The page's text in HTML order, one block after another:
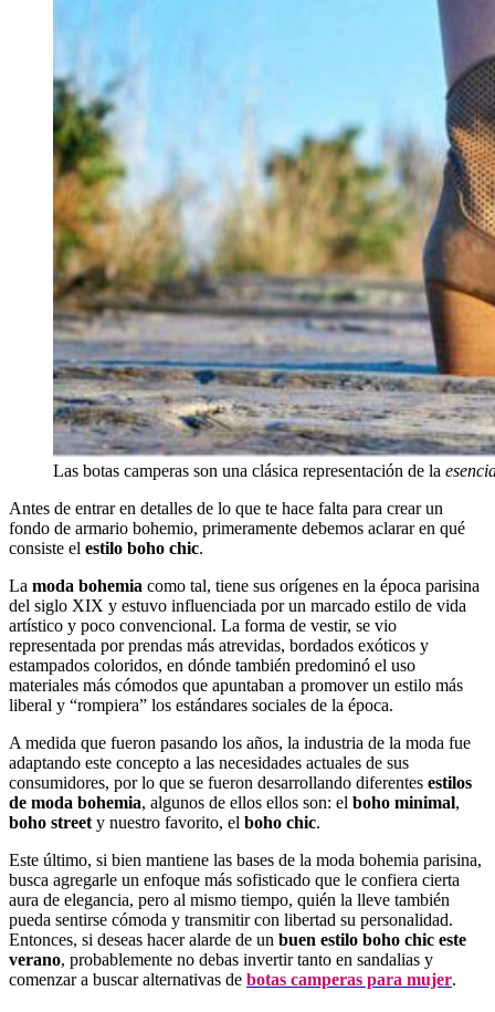
Las botas camperas son una clásica representación de la
Antes de entrar en detalles de lo que te hace falta para crear un
fondo de armario bohemio, primeramente debemos aclarar en qué
consiste el estilo boho chic.
La moda bohemia como tal, tiene sus orígenes en la época parisina
del siglo XIX y estuvo influenciada por un marcado estilo de vida
artístico y poco convencional. La forma de vestir, se vio
representada por prendas más atrevidas, bordados exóticos y
estampados coloridos, en dónde también predominó el uso
materiales más cómodos que apuntaban a promover un estilo más
liberal y “rompiera” los estándares sociales de la época.
A medida que fueron pasando los años, la industria de la moda fue
adaptando este concepto a las necesidades actuales de sus
consumidores, por lo que se fueron desarrollando diferentes estilos
de moda bohemia, algunos de ellos ellos son: el boho minimal,
boho street y nuestro favorito, el boho chic.
Este último, si bien mantiene las bases de la moda bohemia parisina,
busca agregarle un enfoque más sofisticado que le confiera cierta
aura de elegancia, pero al mismo tiempo, quién la lleve también
pueda sentirse cómoda y transmitir con libertad su personalidad.
Entonces, si deseas hacer alarde de un buen estilo boho chic este
verano, probablemente no debas invertir tanto en sandalias y
comenzar a buscar alternativas de botas camperas para mujer.